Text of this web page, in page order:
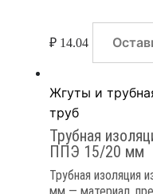
₽ 14.04
Жгуты и
труб
Трубная
ППЭ 15/20 мм
Трубная изоляция